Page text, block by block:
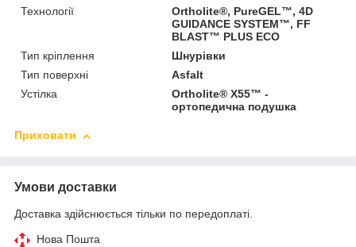
Технології
Ortholite®, PureGEL™, 4D
GUIDANCE SYSTEM™, FF
BLAST™ PLUS ECO
Тип кріплення
Шнурівки
Тип поверхні
Asfalt
Устілка
Ortholite® X55™ -
ортопедична подушка
Приховати
Умови доставки
Доставка здійснюється тільки по передоплаті.
Нова Пошта